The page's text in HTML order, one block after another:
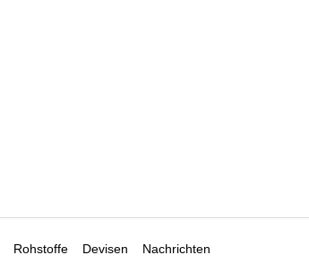
Rohstoffe Devisen Nachrichten